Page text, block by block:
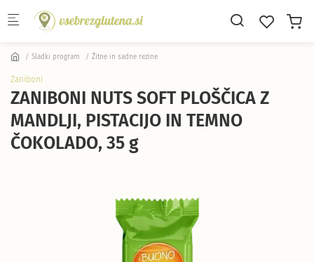
Skip to main content
Sladki program Žitne in sadne rezine
Zaniboni
ZANIBONI NUTS SOFT PLOŠČICA Z
MANDLJI, PISTACIJO IN TEMNO
ČOKOLADO, 35 g